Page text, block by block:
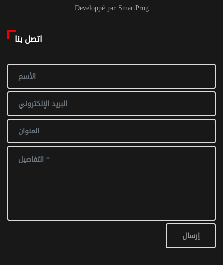
Developpé par SmartProg
اتصل بنا